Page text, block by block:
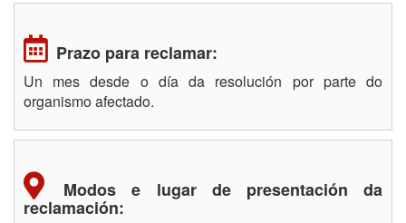
Prazo para reclamar:
Un mes desde o día da resolución por parte do
organismo afectado.
Modos e lugar de presentación da
reclamación: